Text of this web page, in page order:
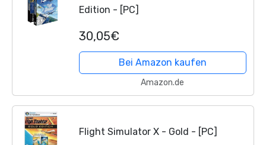
Edition - [PC]
30,05€
Bei Amazon kaufen
Amazon.de
Flight Simulator X - Gold - [PC]